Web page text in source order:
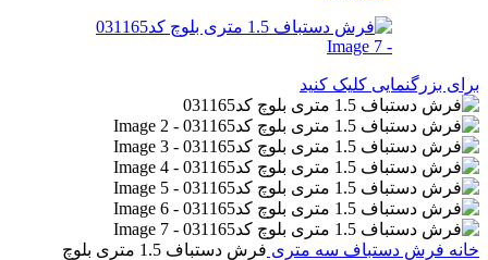
برای بزرگنمایی کلیک کنید
خانه فرش دستباف سه متری
فرش دستباف 1.5 متری بلوچ